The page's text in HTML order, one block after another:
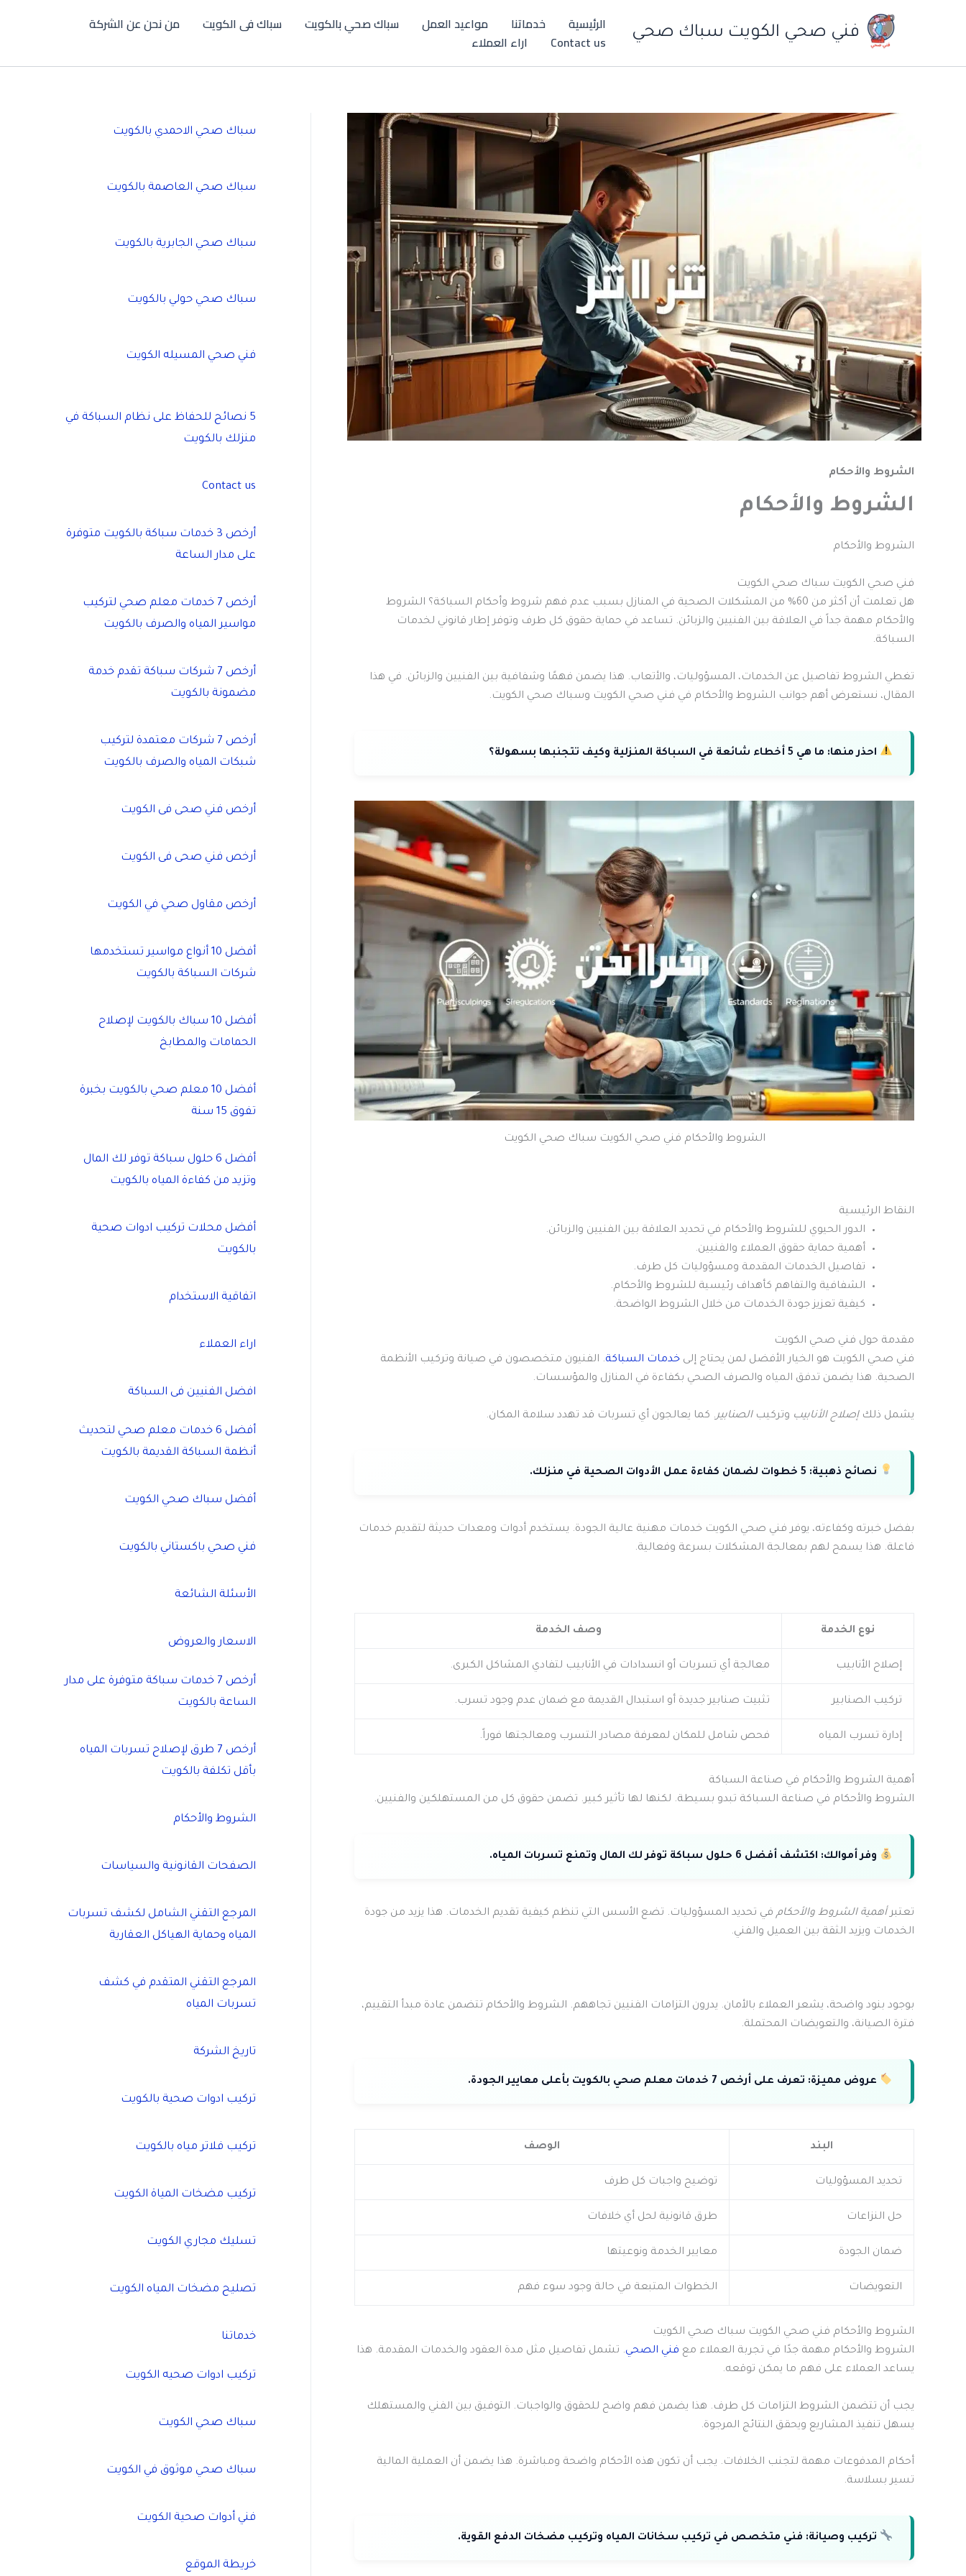
فني صحي الكويت سباك صحي الرئيسية خدماتنا مواعيد العمل سباك صحي بالكويت سباك فى الكويت
من نحن عن الشركة
Contact us
اراء العملاء
الشروط والأحكام
الشروط والأحكام
الشروط والأحكام
فني صحي الكويت سباك صحي الكويت
هل تعلمت أن أكثر من 60% من المشكلات الصحية في المنازل بسبب عدم فهم شروط وأحكام السباكة؟ الشروط
والأحكام مهمة جداً في العلاقة بين الفنيين والزبائن. تساعد في حماية حقوق كل طرف وتوفر إطار قانوني لخدمات
السباكة.
تغطي الشروط تفاصيل عن الخدمات، المسؤوليات، والأتعاب. هذا يضمن فهمًا وشفافية بين الفنيين والزبائن. في هذا
المقال، نستعرض أهم جوانب الشروط والأحكام في فني صحي الكويت وسباك صحي الكويت.
احذر منها: ما هي 5 أخطاء شائعة في السباكة المنزلية وكيف تتجنبها بسهولة؟
الشروط والأحكام فني صحي الكويت سباك صحي الكويت
النقاط الرئيسية
الدور الحيوي للشروط والأحكام في تحديد العلاقة بين الفنيين والزبائن.
أهمية حماية حقوق العملاء والفنيين.
تفاصيل الخدمات المقدمة ومسؤوليات كل طرف.
الشفافية والتفاهم كأهداف رئيسية للشروط والأحكام.
كيفية تعزيز جودة الخدمات من خلال الشروط الواضحة.
مقدمة حول فني صحي الكويت
فني صحي الكويت هو الخيار الأفضل لمن يحتاج إلى خدمات السباكة. الفنيون متخصصون في صيانة وتركيب الأنظمة
الصحية. هذا يضمن تدفق المياه والصرف الصحي بكفاءة في المنازل والمؤسسات.
يشمل ذلكإصلاح الأنابيب وتركيبالصنابير. كما يعالجون أي تسربات قد تهدد سلامة المكان.
نصائح ذهبية:
بفضل خبرته وكفاءته، يوفر فني صحي الكويت خدمات مهنية عالية الجودة. يستخدم أدوات ومعدات حديثة لتقديم خدمات
فاعلة. هذا يسمح لهم بمعالجة المشكلات بسرعة وفعالية.
نوع الخدمة وصف الخدمة
إصلاح الأنابيب معالجة أي تسربات أو انسدادات في الأنابيب لتفادي المشاكل الكبرى.
تركيب الصنابير تثبيت صنابير جديدة أو استبدال القديمة مع ضمان عدم وجود تسرب.
إدارة تسرب المياه فحص شامل للمكان لمعرفة مصادر التسرب ومعالجتها فوراً.
أهمية الشروط والأحكام في صناعة السباكة
الشروط والأحكام في صناعة السباكة تبدو بسيطة. لكنها لها تأثير كبير. تضمن حقوق كل من المستهلكين والفنيين.
وفر أموالك: اكتشف أفضل 6 حلول سباكة توفر لك المال وتمنع تسربات المياه.
تعتبرأهمية الشروط والأحكام في تحديد المسؤوليات. تضع الأسس التي تنظم كيفية تقديم الخدمات. هذا يزيد من جودة
الخدمات ويزيد الثقة بين العميل والفني.
بوجود بنود واضحة، يشعر العملاء بالأمان. يدرون التزامات الفنيين تجاههم. الشروط والأحكام تتضمن عادة مبدأ التقييم،
فترة الصيانة، والتعويضات المحتملة.
عروض مميزة: تعرف على أرخص 7 خدمات معلم صحي بالكويت بأعلى معايير الجودة.
البند الوصف
تحديد المسؤوليات توضيح واجبات كل طرف
حل النزاعات طرق قانونية لحل أي خلافات
ضمان الجودة معايير الخدمة ونوعيتها
التعويضات الخطوات المتبعة في حالة وجود سوء فهم
الشروط والأحكام فني صحي الكويت سباك صحي الكويت
الشروط والأحكام مهمة جدًا في تجربة العملاء مع فني الصحي. تشمل تفاصيل مثل مدة العقود والخدمات المقدمة. هذا
يساعد العملاء على فهم ما يمكن توقعه.
يجب أن تتضمن الشروط التزامات كل طرف. هذا يضمن فهم واضح للحقوق والواجبات. التوفيق بين الفني والمستهلك
يسهل تنفيذ المشاريع ويحقق النتائج المرجوة.
أحكام المدفوعات مهمة لتجنب الخلافات. يجب أن تكون هذه الأحكام واضحة ومباشرة. هذا يضمن أن العملية المالية
تسير بسلاسة.
تركيب وصيانة: فني متخصص في تركيب سخانات المياه وتركيب مضخات الدفع القوية.
سباك صحي الاحمدي بالكويت
سباك صحي العاصمة بالكويت
سباك صحي الجابرية بالكويت
سباك صحي حولي بالكويت
فني صحي المسيله الكويت
5 نصائح للحفاظ على نظام السباكة في
منزلك بالكويت
Contact us
أرخص 3 خدمات سباكة بالكويت متوفرة
على مدار الساعة
أرخص 7 خدمات معلم صحي لتركيب
مواسير المياه والصرف بالكويت
أرخص 7 شركات سباكة تقدم خدمة
مضمونة بالكويت
أرخص 7 شركات معتمدة لتركيب
شبكات المياه والصرف بالكويت
أرخص فني صحى فى الكويت
أرخص فني صحى فى الكويت
أرخص مقاول صحي في الكويت
أفضل 10 أنواع مواسير تستخدمها
شركات السباكة بالكويت
أفضل 10 سباك بالكويت لإصلاح
الحمامات والمطابخ
أفضل 10 معلم صحي بالكويت بخبرة
تفوق 15 سنة
أفضل 6 حلول سباكة توفر لك المال
وتزيد من كفاءة المياه بالكويت
أفضل محلات تركيب ادوات صحية
بالكويت
اتفاقية الاستخدام
اراء العملاء
افضل الفنيين فى السباكة
أفضل 6 خدمات معلم صحي لتحديث
أنظمة السباكة القديمة بالكويت
أفضل سباك صحي الكويت
فني صحي باكستاني بالكويت
الأسئلة الشائعة
الاسعار والعروض
أرخص 7 خدمات سباكة متوفرة على مدار
الساعة بالكويت
أرخص 7 طرق لإصلاح تسربات المياه
بأقل تكلفة بالكويت
الشروط والأحكام
الصفحات القانونية والسياسات
المرجع التقني الشامل لكشف تسربات
المياه وحماية الهياكل العقارية
المرجع التقني المتقدم في كشف
تسربات المياه
تاريخ الشركة
تركيب ادوات صحية بالكويت
تركيب فلاتر مياه بالكويت
تركيب مضخات المياة الكويت
تسليك مجاري الكويت
تصليح مضخات المياه الكويت
خدماتنا
تركيب ادوات صحيه الكويت
سباك صحي الكويت
سباك صحي موثوق في الكويت
فني أدوات صحية الكويت
خريطة الموقع